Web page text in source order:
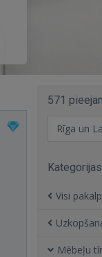
571
Rīga un
Kategorijas
Visi
Mēbeļu